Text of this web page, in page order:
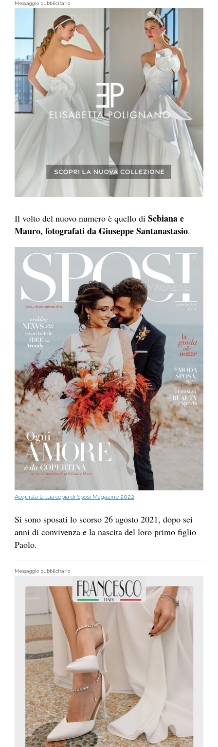
Messaggio pubblicitario
Il volto del nuovo numero è quello di Sebiana e
Mauro, fotografati da Giuseppe Santanastasio.
Acquista la tua copia di Sposi Magazine 2022
Si sono sposati lo scorso 26 agosto 2021, dopo sei
anni di convivenza e la nascita del loro primo figlio
Paolo.
Messaggio pubblicitario